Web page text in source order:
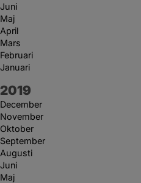
Juni
Maj
April
Mars
Februari
Januari
År:
2019
December
November
Oktober
September
Augusti
Juni
Maj